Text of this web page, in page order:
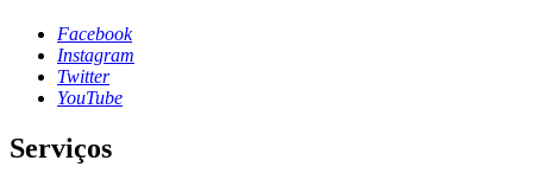
Facebook
Instagram
Twitter
YouTube
Serviços